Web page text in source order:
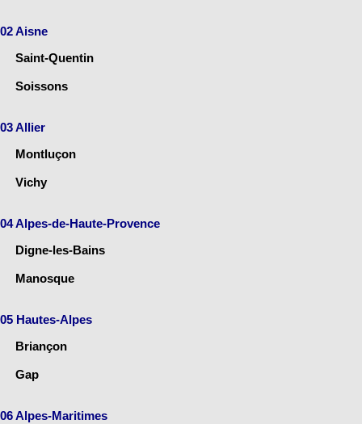
02 Aisne
Saint-Quentin
Soissons
03 Allier
Montluçon
Vichy
04 Alpes-de-Haute-Provence
Digne-les-Bains
Manosque
05 Hautes-Alpes
Briançon
Gap
06 Alpes-Maritimes